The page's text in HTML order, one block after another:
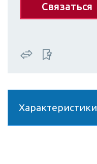
Связаться
Характеристики